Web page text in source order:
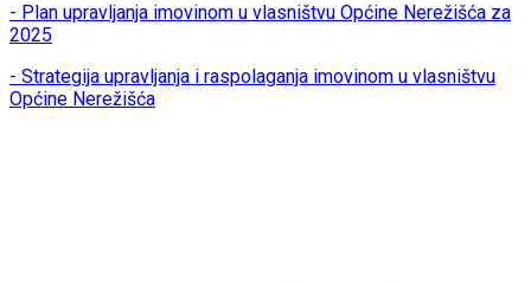
- Plan upravljanja imovinom u vlasništvu Općine Nerežišća za
2025
- Strategija upravljanja i raspolaganja imovinom u vlasništvu
Općine Nerežišća